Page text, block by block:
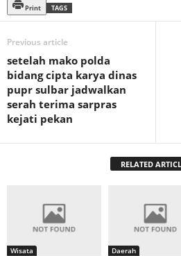
Print TAGS
Previous article
setelah mako polda
bidang cipta karya dinas
pupr sulbar jadwalkan
serah terima sarpras
kejati pekan
RELATED
Wisata Daerah